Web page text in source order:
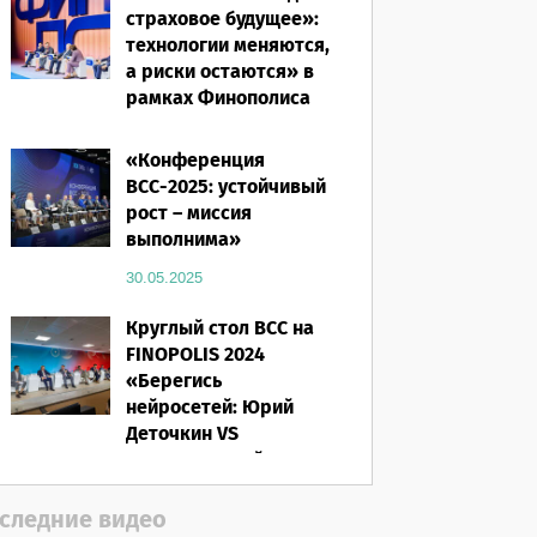
страховое будущее»:
технологии меняются,
а риски остаются» в
рамках Финополиса
16.03.2026
«Конференция
ВСС-2025: устойчивый
рост – миссия
выполнима»
30.05.2025
Круглый стол ВСС на
FINOPOLIS 2024
«Берегись
нейросетей: Юрий
Деточкин VS
искусственный
интеллект»
12.11.2024
видео